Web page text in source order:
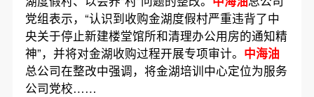
党组表示，“认识到收购金湖度假村严重违背了中
央关于停止新建楼堂馆所和清理办公用房的通知精
神”，并将对金湖收购过程开展专项审计。 中海油
总公司在整改中强调，将金湖培训中心定位为服务
公司党校……